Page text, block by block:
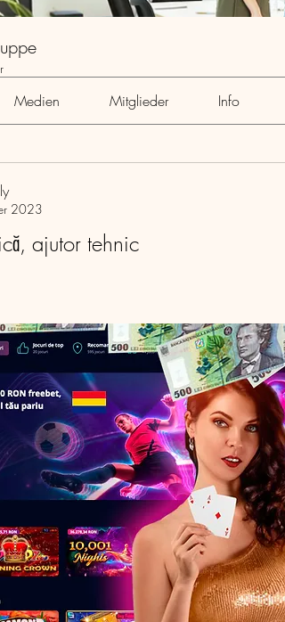
Medien Mitglieder Info
2023
ajutor tehnic